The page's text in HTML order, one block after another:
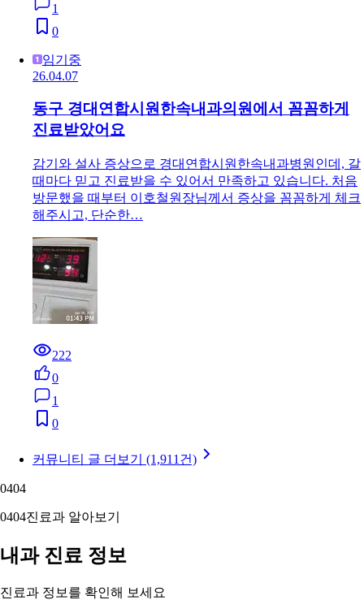
1
0
임기중
26.04.07
동구 경대연합시원한속내과의원에서 꼼꼼하게
진료받았어요
감기와 설사 증상으로 경대연합시원한속내과병원인데, 갈
때마다 믿고 진료받을 수 있어서 만족하고 있습니다. 처음
방문했을 때부터 이호철원장님께서 증상을 꼼꼼하게 체크
해주시고, 단순한…
222
0
1
0
커뮤니티 글 더보기 (1,911건)
0404
0404진료과 알아보기
내과 진료 정보
진료과 정보를 확인해 보세요